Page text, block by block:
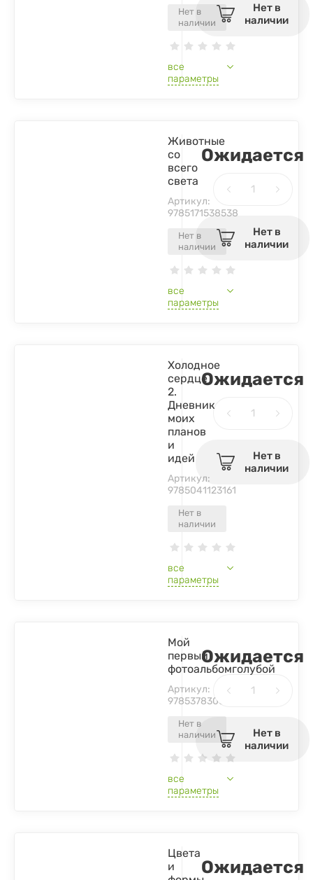
Нет в
наличии
все
параметры
Нет в
наличии
Нет в
наличии
Животные
со
всего
света
Артикул:
9785171538538
все
параметры
Ожидается
Нет в
наличии
Нет в
наличии
Холодное
сердце
2.
Дневник
моих
планов
и
идей
Артикул:
9785041123161
все
параметры
Ожидается
Нет в
наличии
Нет в
наличии
Мой
первый
фотоальбомголубой
Артикул:
9785378300266
все
параметры
Ожидается
Нет в
наличии
Цвета
и
Ожидается